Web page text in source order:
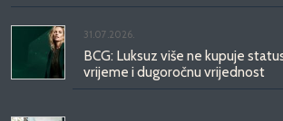
31.07.2026.
BCG: Luksuz više ne kupuje
vrijeme i dugoročnu vrijednost